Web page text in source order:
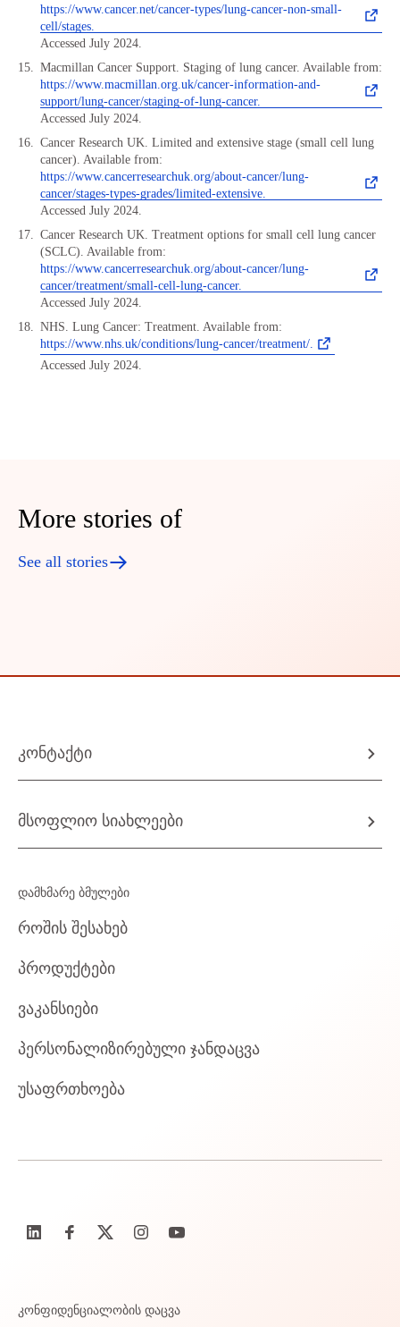
https://www.cancer.net/cancer-types/lung-cancer-non-small-
cell/stages.
Accessed July 2024.
Macmillan Cancer Support. Staging of lung cancer. Available from:
https://www.macmillan.org.uk/cancer-information-and-
support/lung-cancer/staging-of-lung-cancer.
Accessed July 2024.
Cancer Research UK. Limited and extensive stage (small cell lung
cancer). Available from:
https://www.cancerresearchuk.org/about-cancer/lung-
cancer/stages-types-grades/limited-extensive.
Accessed July 2024.
Cancer Research UK. Treatment options for small cell lung cancer
(SCLC). Available from:
https://www.cancerresearchuk.org/about-cancer/lung-
cancer/treatment/small-cell-lung-cancer.
Accessed July 2024.
NHS. Lung Cancer: Treatment. Available from:
https://www.nhs.uk/conditions/lung-cancer/treatment/.
Accessed July 2024.
More stories of
See all stories
კონტაქტი
მსოფლიო სიახლეები
დამხმარე ბმულები
როშის შესახებ
პროდუქტები
ვაკანსიები
პერსონალიზირებული ჯანდაცვა
უსაფრთხოება
კონფიდენციალობის დაცვა